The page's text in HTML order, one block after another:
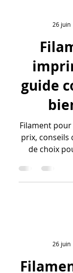
26 juin
guide
Filament
prix,
de choix
26 juin